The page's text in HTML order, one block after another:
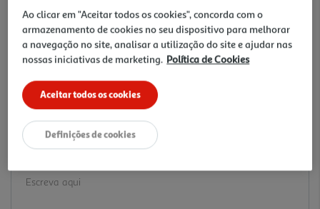
Faça a sua avaliação
Ref. / EAN:3245676288452
6,29 €
Notas de preparação
Ao clicar em "Aceitar todos os cookies", concorda com o
armazenamento de cookies no seu dispositivo para melhorar
a navegação no site, analisar a utilização do site e ajudar nas
nossas iniciativas de marketing. Política de Cookies
Aceitar todos os cookies
Definições de cookies